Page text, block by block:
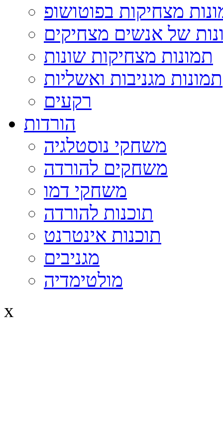
מצחיקות בפוטושופ
של אנשים מצחיקים
תמונות מצחיקות שונות
תמונות מגניבות ואשליות
רקעים
הורדות
משחקי נוסטלגיה
משחקים להורדה
משחקי דמו
תוכנות להורדה
תוכנות אינטרנט
מגניבים
מולטימדיה
x